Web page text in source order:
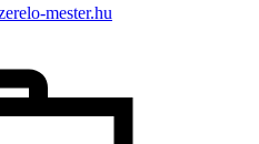
mester.hu